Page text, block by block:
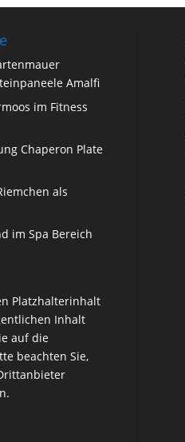
Amalfi
im Fitness
Chaperon Plate
als
im Spa Bereich
Platzhalterinhalt
Inhalt
auf die
beachten Sie,